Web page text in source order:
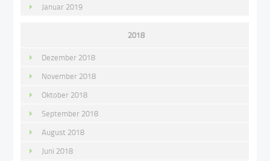
Januar 2019
2018
Dezember 2018
November 2018
Oktober 2018
September 2018
August 2018
Juni 2018